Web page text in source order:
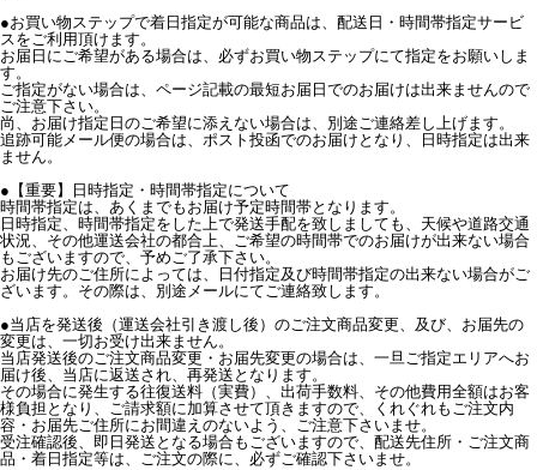
●お買い物ステップで着日指定が可能な商品は、配送日・時間帯指定サービ
スをご利用頂けます。
お届日にご希望がある場合は、必ずお買い物ステップにて指定をお願いしま
す。
ご指定がない場合は、ページ記載の最短お届日でのお届けは出来ませんので
ご注意下さい。
尚、お届け指定日のご希望に添えない場合は、別途ご連絡差し上げます。
追跡可能メール便の場合は、ポスト投函でのお届けとなり、日時指定は出来
ません。
●【重要】日時指定・時間帯指定について
時間帯指定は、あくまでもお届け予定時間帯となります。
日時指定、時間帯指定をした上で発送手配を致しましても、天候や道路交通
状況、その他運送会社の都合上、ご希望の時間帯でのお届けが出来ない場合
もございますので、予めご了承下さい。
お届け先のご住所によっては、日付指定及び時間帯指定の出来ない場合がご
ざいます。その際は、別途メールにてご連絡致します。
●当店を発送後（運送会社引き渡し後）のご注文商品変更、及び、お届先の
変更は、一切お受け出来ません。
当店発送後のご注文商品変更・お届先変更の場合は、一旦ご指定エリアへお
届け後、当店に返送され、再発送となります。
その場合に発生する往復送料（実費）、出荷手数料、その他費用全額はお客
様負担となり、ご請求額に加算させて頂きますので、くれぐれもご注文内
容・お届先ご住所にお間違えのないよう、ご注意下さいませ。
受注確認後、即日発送となる場合もございますので、配送先住所・ご注文商
品・着日指定等は、ご注文の際に、必ずご確認下さいませ。